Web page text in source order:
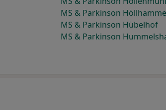
MS & Parkinson
MS & Parkinson Hübelhof
MS & Parkinson